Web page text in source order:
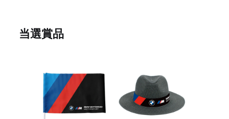
当選賞品